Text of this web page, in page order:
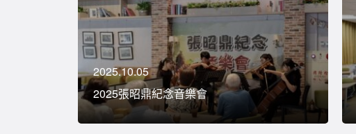
2025.10.05
2025張昭鼎紀念音樂會